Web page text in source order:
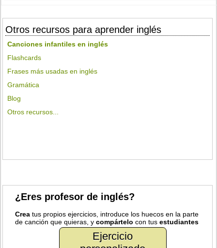
Otros recursos para aprender inglés
Canciones infantiles en inglés
Flashcards
Frases más usadas en inglés
Gramática
Blog
Otros recursos...
¿Eres profesor de inglés?
Crea tus propios ejercicios, introduce los huecos en la parte
de canción que quieras, ycompártelo con tusestudiantes
Ejercicio